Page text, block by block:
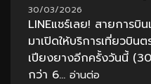
30/03/2026
LINEแชร์เลย! สายการ
มาเปิดให้บริการเที่ยวบิน
เปียงยางอีกครั้งวันนี้
กว่า 6... อ่านต่อ